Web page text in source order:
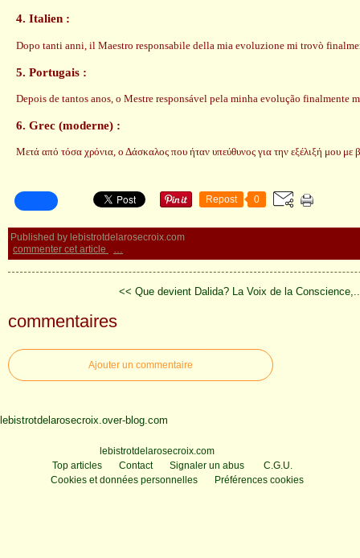
4. Italien :
Dopo tanti anni, il Maestro responsabile della mia evoluzione mi trovò
5. Portugais :
Depois de tantos anos, o Mestre responsável pela minha evolução finalmente
6. Grec (moderne) :
Μετά από τόσα χρόνια, ο Δάσκαλος που ήταν υπεύθυνος για την εξέλιξή μου με
Repost 0
Published by lebistrotdelarosecroix.com
commenter cet article
…
<< Que devient Dalida? La Voix de la
commentaires
Ajouter un commentaire
lebistrotdelarosecroix.over-blog.com
lebistrotdelarosecroix.com
Top articles
Contact Signaler un abus
C.G.U.
Cookies et données personnelles
Préférences cookies